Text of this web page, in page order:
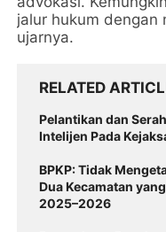
jalur hukum dengan
ujarnya.
RELATED
Pelantikan dan
Intelijen Pada
BPKP: Tidak
Dua Kecamatan
2025–2026